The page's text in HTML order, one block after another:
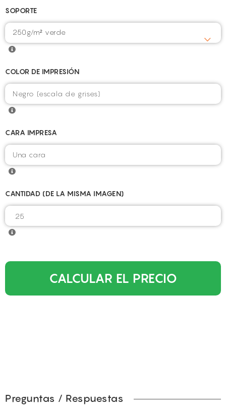
SOPORTE
250g/m² verde
COLOR DE IMPRESIÓN
CARA IMPRESA
CANTIDAD (DE LA MISMA IMAGEN)
CALCULAR EL PRECIO
Preguntas / Respuestas